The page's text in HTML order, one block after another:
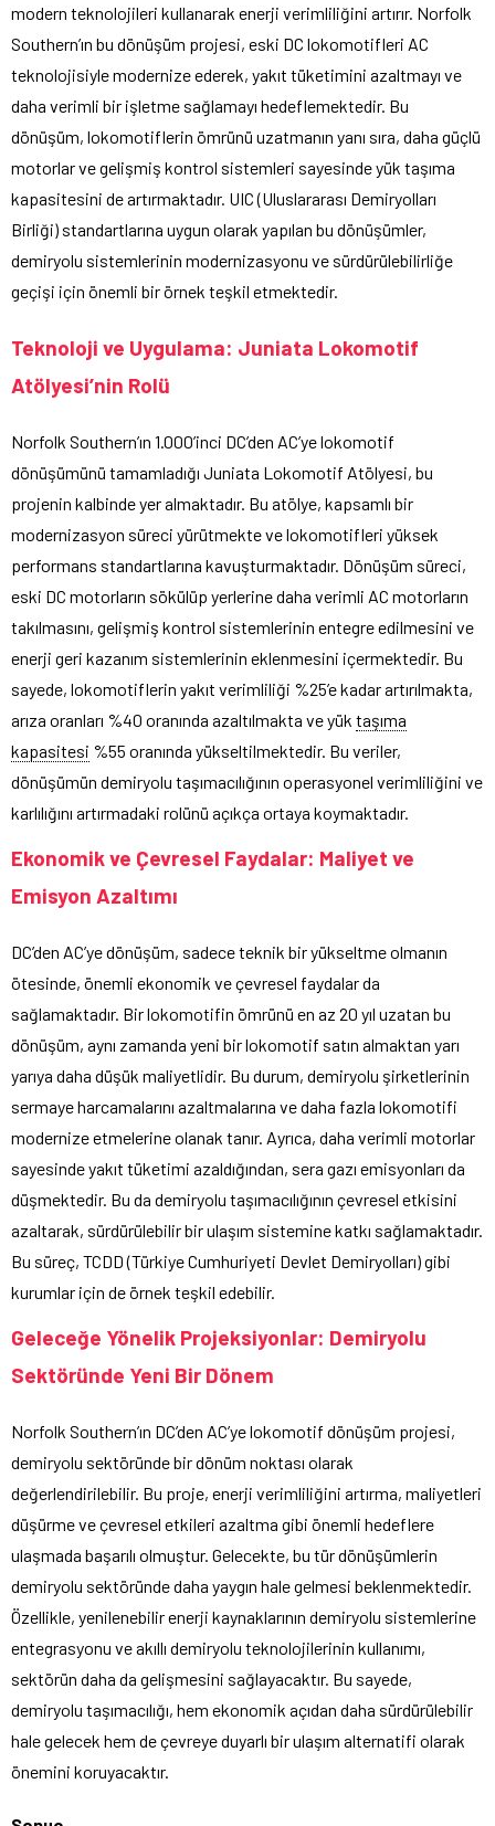
modern teknolojileri kullanarak enerji verimliliğini artırır. Norfolk
Southern’ın bu dönüşüm projesi, eski DC lokomotifleri AC
teknolojisiyle modernize ederek, yakıt tüketimini azaltmayı ve
daha verimli bir işletme sağlamayı hedeflemektedir. Bu
dönüşüm, lokomotiflerin ömrünü uzatmanın yanı sıra, daha güçlü
motorlar ve gelişmiş kontrol sistemleri sayesinde yük taşıma
kapasitesini de artırmaktadır. UIC (Uluslararası Demiryolları
Birliği) standartlarına uygun olarak yapılan bu dönüşümler,
demiryolu sistemlerinin modernizasyonu ve sürdürülebilirliğe
geçişi için önemli bir örnek teşkil etmektedir.
Teknoloji ve Uygulama: Juniata Lokomotif
Atölyesi’nin Rolü
Norfolk Southern’ın 1.000’inci DC’den AC’ye lokomotif
dönüşümünü tamamladığı Juniata Lokomotif Atölyesi, bu
projenin kalbinde yer almaktadır. Bu atölye, kapsamlı bir
modernizasyon süreci yürütmekte ve lokomotifleri yüksek
performans standartlarına kavuşturmaktadır. Dönüşüm süreci,
eski DC motorların sökülüp yerlerine daha verimli AC motorların
takılmasını, gelişmiş kontrol sistemlerinin entegre edilmesini ve
enerji geri kazanım sistemlerinin eklenmesini içermektedir. Bu
sayede, lokomotiflerin yakıt verimliliği %25’e kadar artırılmakta,
arıza oranları %40 oranında azaltılmakta ve yük taşıma
kapasitesi %55 oranında yükseltilmektedir. Bu veriler,
dönüşümün demiryolu taşımacılığının operasyonel verimliliğini ve
karlılığını artırmadaki rolünü açıkça ortaya koymaktadır.
Ekonomik ve Çevresel Faydalar: Maliyet ve
Emisyon Azaltımı
DC’den AC’ye dönüşüm, sadece teknik bir yükseltme olmanın
ötesinde, önemli ekonomik ve çevresel faydalar da
sağlamaktadır. Bir lokomotifin ömrünü en az 20 yıl uzatan bu
dönüşüm, aynı zamanda yeni bir lokomotif satın almaktan yarı
yarıya daha düşük maliyetlidir. Bu durum, demiryolu şirketlerinin
sermaye harcamalarını azaltmalarına ve daha fazla lokomotifi
modernize etmelerine olanak tanır. Ayrıca, daha verimli motorlar
sayesinde yakıt tüketimi azaldığından, sera gazı emisyonları da
düşmektedir. Bu da demiryolu taşımacılığının çevresel etkisini
azaltarak, sürdürülebilir bir ulaşım sistemine katkı sağlamaktadır.
Bu süreç, TCDD (Türkiye Cumhuriyeti Devlet Demiryolları) gibi
kurumlar için de örnek teşkil edebilir.
Geleceğe Yönelik Projeksiyonlar: Demiryolu
Sektöründe Yeni Bir Dönem
Norfolk Southern’ın DC’den AC’ye lokomotif dönüşüm projesi,
demiryolu sektöründe bir dönüm noktası olarak
değerlendirilebilir. Bu proje, enerji verimliliğini artırma, maliyetleri
düşürme ve çevresel etkileri azaltma gibi önemli hedeflere
ulaşmada başarılı olmuştur. Gelecekte, bu tür dönüşümlerin
demiryolu sektöründe daha yaygın hale gelmesi beklenmektedir.
Özellikle, yenilenebilir enerji kaynaklarının demiryolu sistemlerine
entegrasyonu ve akıllı demiryolu teknolojilerinin kullanımı,
sektörün daha da gelişmesini sağlayacaktır. Bu sayede,
demiryolu taşımacılığı, hem ekonomik açıdan daha sürdürülebilir
hale gelecek hem de çevreye duyarlı bir ulaşım alternatifi olarak
önemini koruyacaktır.